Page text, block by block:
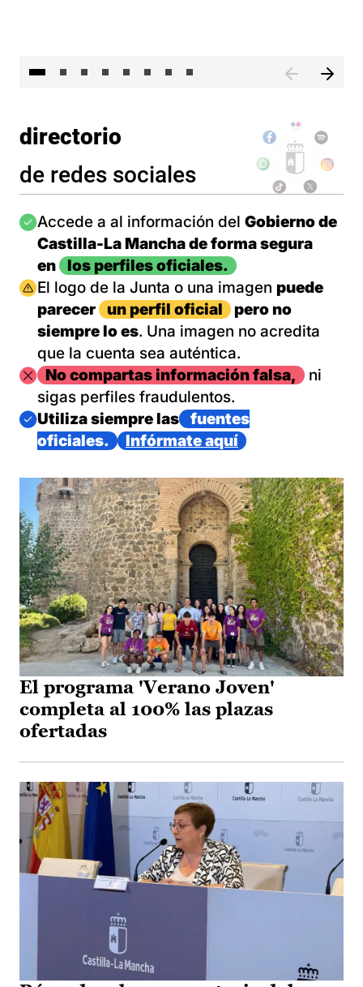
directorio
de redes sociales
Imagen
Accede a al información del Gobierno de
Castilla-La Mancha de forma segura
en
los perfiles oficiales.
Imagen
El logo de la Junta o una imagen puede
parecer
un perfil oficial
pero no
siempre lo es. Una imagen no acredita
que la cuenta sea auténtica.
ImagenNo compartas información falsa,
ni
sigas perfiles fraudulentos.
Imagen
Utiliza siempre las
fuentes
oficiales.
Infórmate aquí
El programa 'Verano Joven'
completa al 100% las plazas
ofertadas